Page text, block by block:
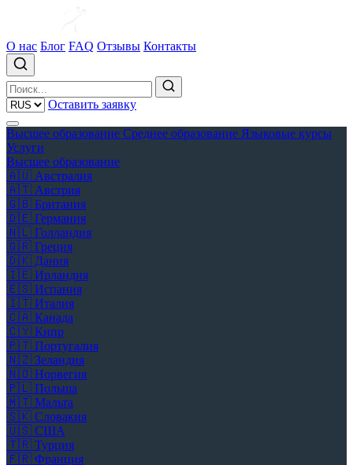
О нас Блог FAQ Отзывы Контакты
Оставить заявку
Высшее образование Среднее образование Языковые курсы
Услуги
Высшее образование
🇦🇺 Австралия
🇦🇹 Австрия
🇬🇧 Британия
🇩🇪 Германия
🇳🇱 Голландия
🇬🇷 Греция
🇩🇰 Дания
🇮🇪 Ирландия
🇪🇸 Испания
🇮🇹 Италия
🇨🇦 Канада
🇨🇾 Кипр
🇵🇹 Португалия
🇳🇿 Зеландия
🇳🇴 Норвегия
🇵🇱 Польша
🇲🇹 Мальта
🇸🇰 Словакия
🇺🇸 США
🇹🇷 Турция
🇫🇷 Франция